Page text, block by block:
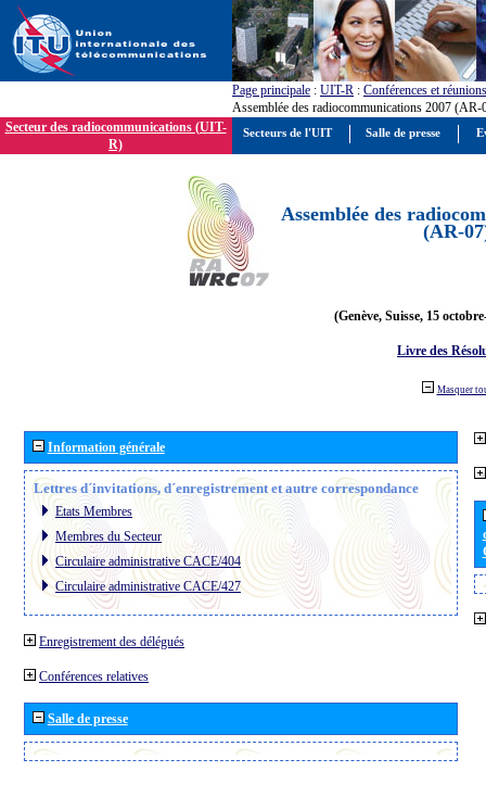
Page principale : UIT-R : Conférences et réunions
Assemblée des radiocommunications 2007 (AR-
Secteur des radiocommunications (UIT-
R)
Assemblée des
(AR-
(Genève, Suisse, 15
Livre des
Masquer
Information générale
Lettres d´invitations, d´enregistrement et autre correspondance
Etats Membres
Membres du Secteur
Circulaire administrative CACE/404
Circulaire administrative CACE/427
Enregistrement des délégués
Conférences relatives
Salle de presse
Secteurs de l'UIT Salle de presse